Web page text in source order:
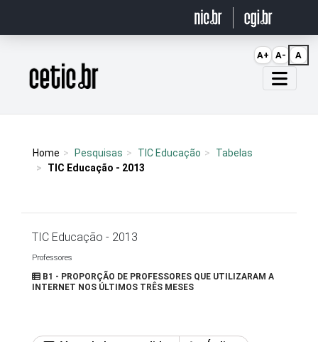
Página inicial
Home Pesquisas TIC Educação
Tabelas
TIC Educação - 2013
TIC Educação - 2013
Professores
B1 - PROPORÇÃO DE PROFESSORES QUE UTILIZARAM A
INTERNET NOS ÚLTIMOS TRÊS MESES
A+ A- A